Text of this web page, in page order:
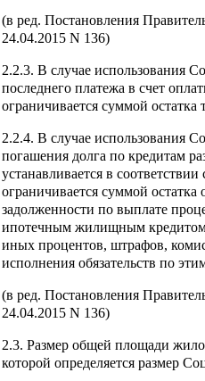
(в ред. Постановления
24.04.2015 N 136)
2.2.3. В случае использования
последнего платежа в счет
ограничивается суммой остатка
2.2.4. В случае использования
погашения долга по кредитам
устанавливается в
ограничивается суммой остатка
задолженности по выплате
ипотечным жилищным
иных процентов, штрафов,
исполнения обязательств по
(в ред. Постановления
24.04.2015 N 136)
2.3. Размер общей площади
которой определяется размер